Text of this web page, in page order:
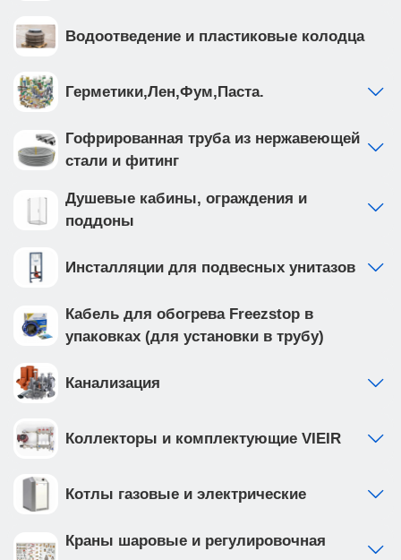
Водоотведение и пластиковые колодца
Герметики,Лен,Фум,Паста.
Гофрированная труба из нержавеющей
стали и фитинг
Душевые кабины, ограждения и
поддоны
Инсталляции для подвесных унитазов
Кабель для обогрева Freezstop в
упаковках (для установки в трубу)
Канализация
Коллекторы и комплектующие VIEIR
Котлы газовые и электрические
Краны шаровые и регулировочная